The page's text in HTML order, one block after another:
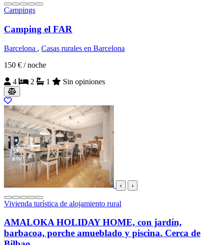
Campings
Camping el FAR
Barcelona , Casas rurales en Barcelona
150 € / noche
4
2 1 Sin opiniones
‹ ›
Vivienda turística de alojamiento rural
AMALOKA HOLIDAY HOME, con jardín,
barbacoa, porche amueblado y piscina. Cerca de